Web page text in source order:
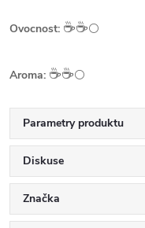
Ovocnost: ☕️☕️⚪
Aroma: ☕️☕️⚪
Parametry produktu
Diskuse
Značka